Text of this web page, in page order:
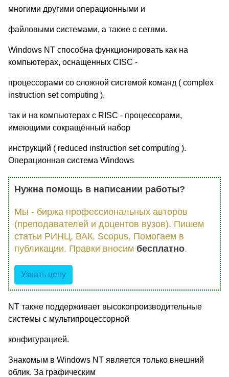
многими другими операционными и
файловыми системами, а также с сетями.
Windows NT способна функционировать как на
компьютерах, оснащенных CISC -
процессорами со сложной системой команд ( complex
instruction set computing ),
так и на компьютерах с RISC - процессорами,
имеющими сокращённый набор
инструкций ( reduced instruction set computing ).
Операционная система Windows
Нужна помощь в написании работы?
Мы - биржа профессиональных авторов
(преподавателей и доцентов вузов). Пишем
статьи РИНЦ, ВАК, Scopus. Помогаем в
публикации. Правки вносим бесплатно.
Узнать цену
NT также поддерживает высокопроизводительные
системы с мультипроцессорной
конфигурацией.
Знакомым в Windows NT является только внешний
облик. За графическим